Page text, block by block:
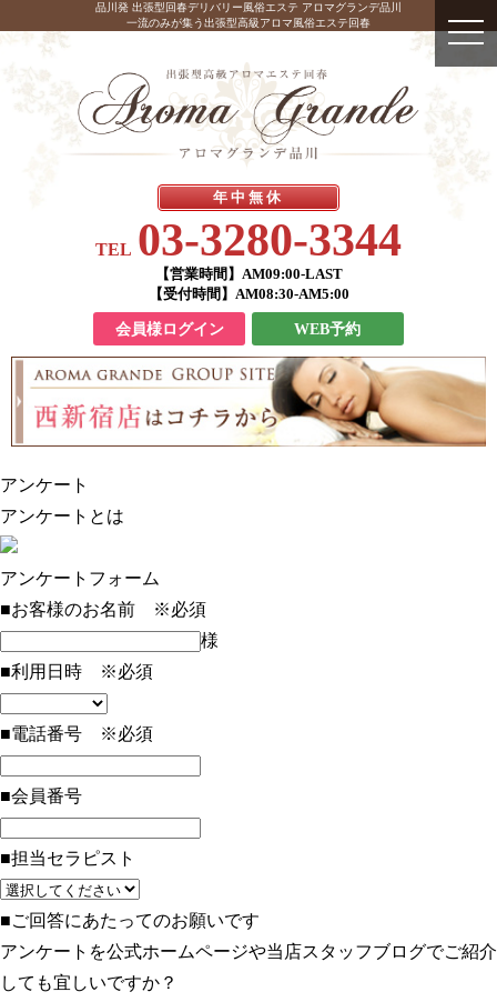
品川発 出張型回春デリバリー風俗エステ アロマグランデ品川
一流のみが集う出張型高級アロマ風俗エステ回春
年中無休
TEL 03-3280-3344
【営業時間】 AM09:00-LAST
【受付時間】 AM08:30-AM5:00
会員様ログイン WEB予約
アンケート
アンケートとは
アンケートフォーム
■お客様のお名前 ※必須
様
■利用日時 ※必須
■電話番号 ※必須
■会員番号
■担当セラピスト
■ご回答にあたってのお願いです
アンケートを公式ホームページや当店スタッフブログでご紹介
しても宜しいですか？